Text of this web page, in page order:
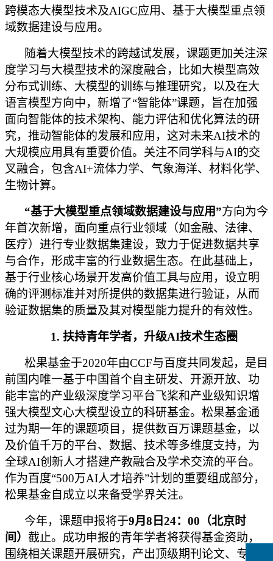
跨模态大模型技术及AIGC应用、基于大模型重点领
域数据建设与应用。
随着大模型技术的跨越试发展，课题更加关注深
度学习与大模型技术的深度融合，比如大模型高效
分布式训练、大模型的训练与推理研究，以及在大
语言模型方向中，新增了“智能体”课题，旨在加强
面向智能体的技术架构、能力评估和优化算法的研
究，推动智能体的发展和应用，这对未来AI技术的
大规模应用具有重要价值。关注不同学科与AI的交
叉融合，包含AI+流体力学、气象海洋、材料化学、
生物计算。
“基于大模型重点领域数据建设与应用”方向为今
年首次新增，面向重点行业领域（如金融、法律、
医疗）进行专业数据集建设，致力于促进数据共享
与合作，形成丰富的行业数据生态。在此基础上，
基于行业核心场景开发高价值工具与应用，设立明
确的评测标准并对所提供的数据集进行验证，从而
验证数据集的质量及其对模型能力提升的有效性。
1. 扶持青年学者，升级AI技术生态圈
松果基金于2020年由CCF与百度共同发起，是目
前国内唯一基于中国首个自主研发、开源开放、功
能丰富的产业级深度学习平台飞桨和产业级知识增
强大模型文心大模型设立的科研基金。松果基金通
过为期一年的课题项目，提供数百万课题基金，以
及价值千万的平台、数据、技术等多维度支持，为
全球AI创新人才搭建产教融合及学术交流的平台。
作为百度“500万AI人才培养”计划的重要组成部分，
松果基金自成立以来备受学界关注。
今年，课题申报将于9月8日24：00（北京时
间） 截止。成功申报的青年学者将获得基金资助，
围绕相关课题开展研究，产出顶级期刊论文、专